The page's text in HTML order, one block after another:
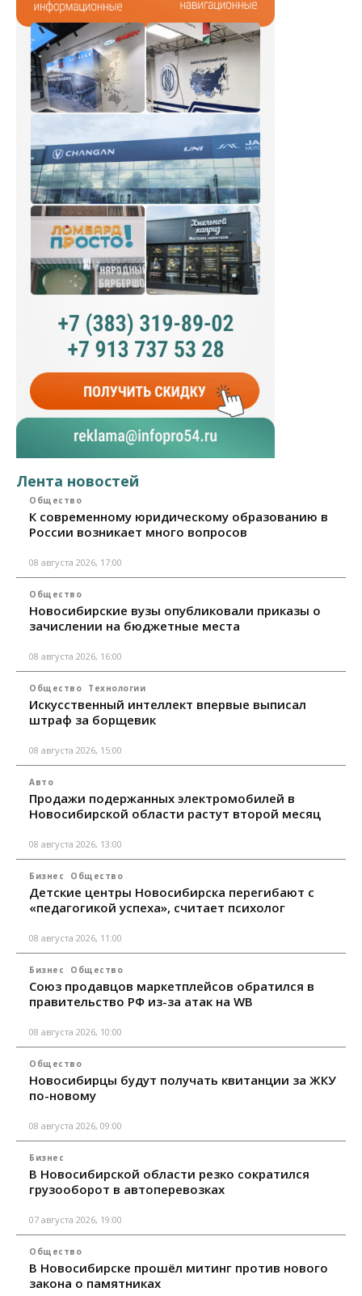
Лента новостей
Общество
К современному юридическому образованию в
России возникает много вопросов
08 августа 2026, 17:00
Общество
Новосибирские вузы опубликовали приказы о
зачислении на бюджетные места
08 августа 2026, 16:00
Общество Технологии
Искусственный интеллект впервые выписал
штраф за борщевик
08 августа 2026, 15:00
Авто
Продажи подержанных электромобилей в
Новосибирской области растут второй месяц
08 августа 2026, 13:00
Бизнес Общество
Детские центры Новосибирска перегибают с
«педагогикой успеха», считает психолог
08 августа 2026, 11:00
Бизнес Общество
Союз продавцов маркетплейсов обратился в
правительство РФ из-за атак на WB
08 августа 2026, 10:00
Общество
Новосибирцы будут получать квитанции за ЖКУ
по-новому
08 августа 2026, 09:00
Бизнес
В Новосибирской области резко сократился
грузооборот в автоперевозках
07 августа 2026, 19:00
Общество
В Новосибирске прошёл митинг против нового
закона о памятниках